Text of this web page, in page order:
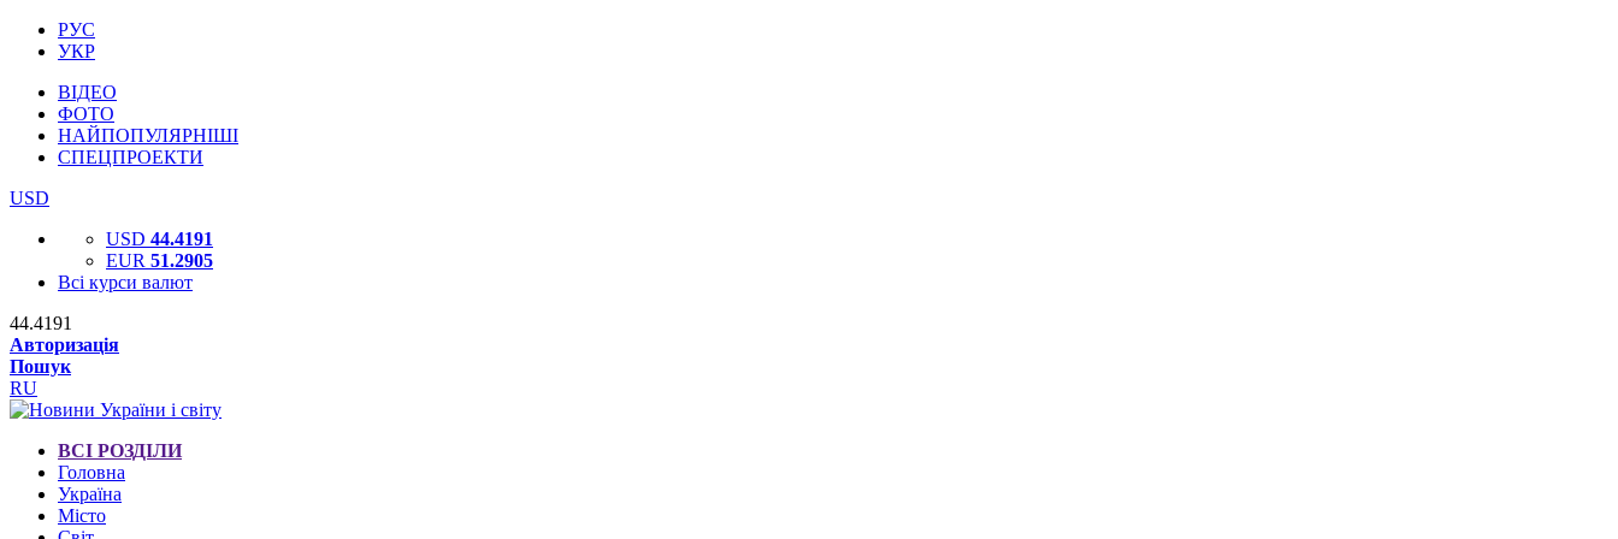
РУС
УКР
ВІДЕО
ФОТО
НАЙПОПУЛЯРНІШІ
СПЕЦПРОЕКТИ
USD
USD 44.4191
EUR 51.2905
Всі курси валют
44.4191
Авторизація
Пошук
RU
ВСІ РОЗДІЛИ
Головна
Україна
Місто